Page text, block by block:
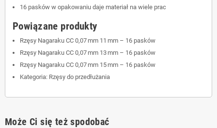
16 pasków w opakowaniu daje materiał na wiele prac
Powiązane produkty
Rzęsy Nagaraku CC 0,07 mm 11 mm – 16 pasków
Rzęsy Nagaraku CC 0,07 mm 13 mm – 16 pasków
Rzęsy Nagaraku CC 0,07 mm 15 mm – 16 pasków
Kategoria: Rzęsy do przedłużania
Może Ci się też spodobać